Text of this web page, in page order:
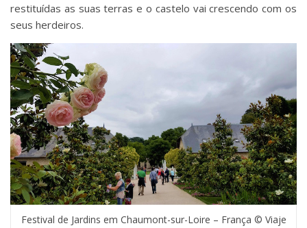
restituídas as suas terras e o castelo vai crescendo com os
seus herdeiros.
Festival de Jardins em Chaumont-sur-Loire – França © Viaje